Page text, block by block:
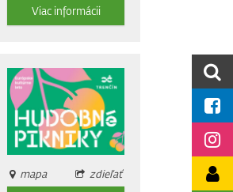
Viac informácii
mapa
zdieľať